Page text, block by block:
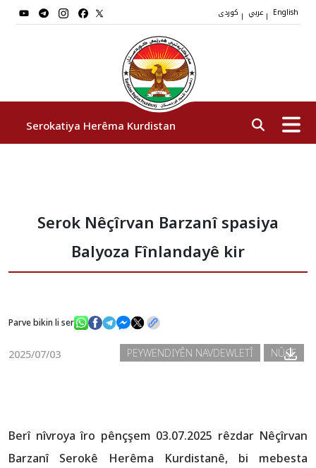
| | English
Serokatiya Herêma Kurdistan
Cîgirên Serok
Stafê Serokatiyê
Sazî
Nûçe
Serok Nêçîrvan Barzanî spasiya
Balyoza Fînlandayê kir
Parve bikin li ser
2025/07/03 NÛÇE
PEYWENDIYÊN NAVDEWLETÎ
Berî nîvroya îro pênçşem 03.07.2025 rêzdar Nêçîrvan
Barzanî Serokê Herêma Kurdistanê, bi mebesta